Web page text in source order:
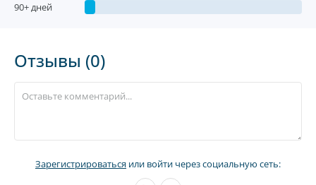
90+ дней
Отзывы (0)
Зарегистрироваться или войти через социальную сеть: